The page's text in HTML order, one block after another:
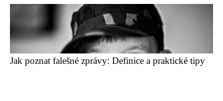
Jak poznat falešné zprávy: Definice a praktické tipy